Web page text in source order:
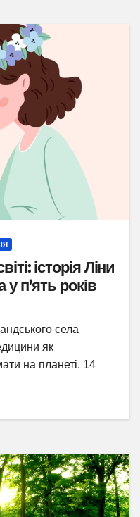
історія Ліни
п’ять років
села
як
на планеті. 14